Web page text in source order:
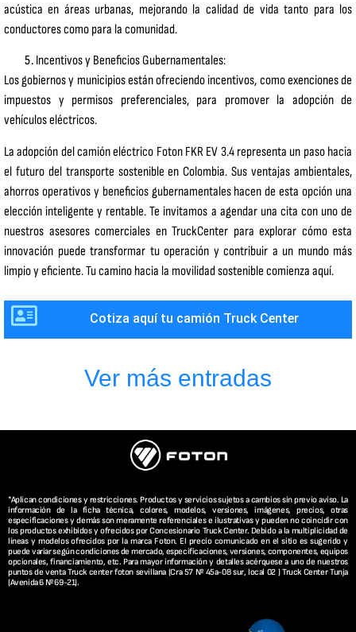
acústica en áreas urbanas, mejorando la calidad de vida tanto para los
conductores como para la comunidad.
Incentivos y Beneficios Gubernamentales:
Los gobiernos y municipios están ofreciendo incentivos, como exenciones de
impuestos y permisos preferenciales, para promover la adopción de
vehículos eléctricos.
La adopción del camión eléctrico Foton FKR EV 3.4 representa un paso hacia
el futuro del transporte sostenible en Colombia. Sus ventajas ambientales,
ahorros operativos y beneficios gubernamentales hacen de esta opción una
elección inteligente y rentable. Te invitamos a agendar una cita con uno de
nuestros asesores comerciales en TruckCenter para explorar cómo esta
innovación puede transformar tu operación y contribuir a un mundo más
limpio y eficiente. Tu camino hacia la movilidad sostenible comienza aquí.
Cotiza aquí tu camión Truck Center
Ver más entradas
*Aplican condiciones y restricciones. Productos y servicios sujetos a cambios sin previo aviso. La
información de la ficha técnica, colores, modelos, versiones, imágenes, precios, otras
especificaciones y demás son meramente referenciales e ilustrativas y pueden no coincidir con
los productos exhibidos y ofrecidos por Concesionario Truck Center. Debido a la multiplicidad de
líneas y modelos ofrecidos por la marca Foton. El precio comunicado en el sitio es sugerido y
puede variar según condiciones de mercado, especificaciones, versiones, componentes, equipos
opcionales, financiamiento, etc. Para mayor información y detalles acérquese a uno de nuestros
puntos de venta Truck center foton sevillana (Cra 57 Nº 45a-08 sur, local 02 ) Truck Center Tunja
(Avenida 6 Nº 69-21).